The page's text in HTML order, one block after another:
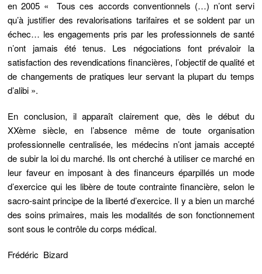
en 2005 « Tous ces accords conventionnels (…) n’ont servi
qu’à justifier des revalorisations tarifaires et se soldent par un
échec… les engagements pris par les professionnels de santé
n’ont jamais été tenus. Les négociations font prévaloir la
satisfaction des revendications financières, l’objectif de qualité et
de changements de pratiques leur servant la plupart du temps
d’alibi ».
En conclusion, il apparaît clairement que, dès le début du
XXème siècle, en l’absence même de toute organisation
professionnelle centralisée, les médecins n’ont jamais accepté
de subir la loi du marché. Ils ont cherché à utiliser ce marché en
leur faveur en imposant à des financeurs éparpillés un mode
d’exercice qui les libère de toute contrainte financière, selon le
sacro-saint principe de la liberté d’exercice. Il y a bien un marché
des soins primaires, mais les modalités de son fonctionnement
sont sous le contrôle du corps médical.
Frédéric Bizard